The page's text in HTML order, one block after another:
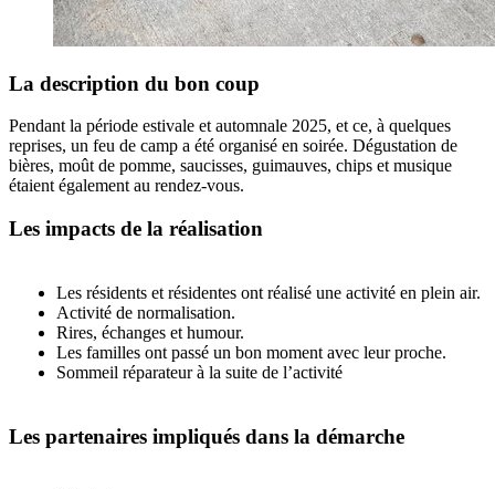
La description du bon coup
Pendant la période estivale et automnale 2025, et ce, à quelques
reprises, un feu de camp a été organisé en soirée. Dégustation de
bières, moût de pomme, saucisses, guimauves, chips et musique
étaient également au rendez-vous.
Les impacts de la réalisation
Les résidents et résidentes ont réalisé une activité en plein air.
Activité de normalisation.
Rires, échanges et humour.
Les familles ont passé un bon moment avec leur proche.
Sommeil réparateur à la suite de l’activité
Les partenaires impliqués dans la démarche